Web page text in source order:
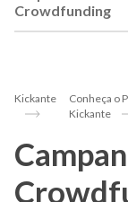
Crowdfunding
Kickante
Conheça o
Kickante